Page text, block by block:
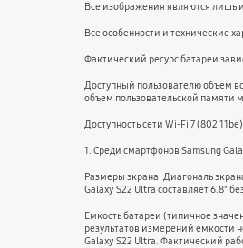
Все изображения являются лишь
Все особенности и технические
Фактический ресурс батареи
Доступный пользователю объем
объем пользовательской памяти
Доступность сети Wi-Fi 7
1. Cреди смартфонов Samsung
Размеры экрана: Диагональ
Galaxy S22 Ultra составляет 6.8"
Емкость батареи (типичное
результатов измерений емкости
Galaxy S22 Ultra. Фактический